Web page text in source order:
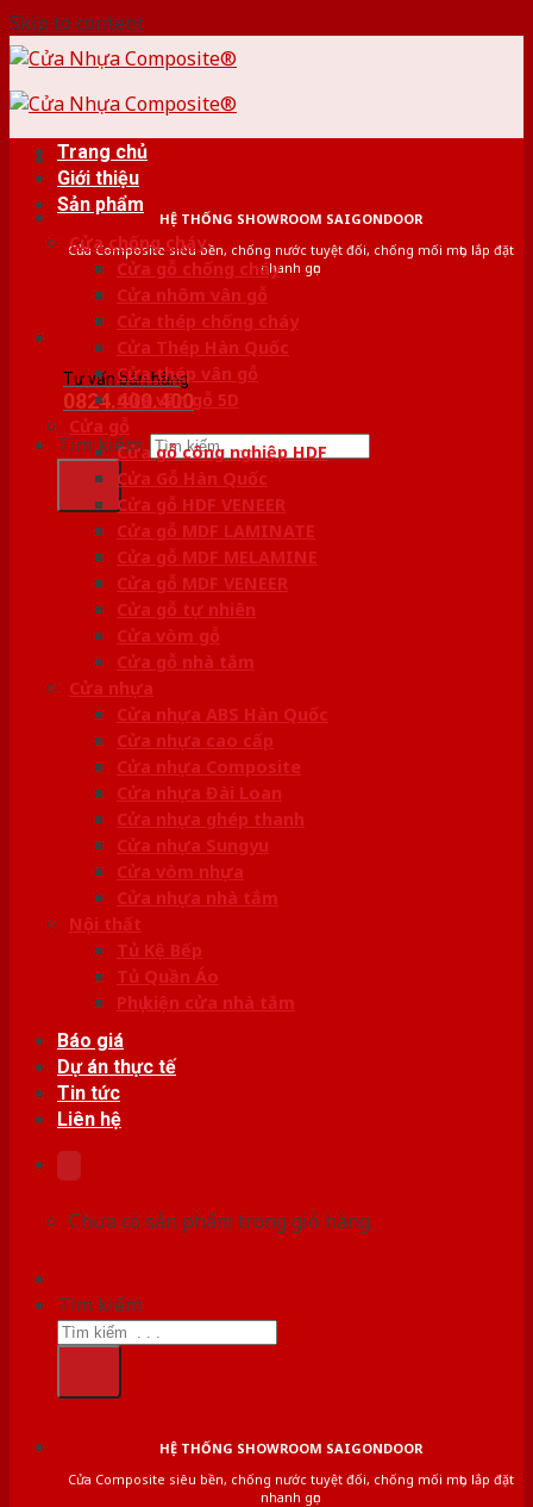
Skip to content
HỆ THỐNG SHOWROOM SAIGONDOOR
Cửa Composite siêu bền, chống nước tuyệt đối, chống mối mọt, lắp đặt
nhanh gọn
Tư vấn bán hàng
0824.400.400
Tìm kiếm:
Trang chủ
Giới thiệu
Sản phẩm
Cửa chống cháy
Cửa gỗ chống cháy
Cửa nhôm vân gỗ
Cửa thép chống cháy
Cửa Thép Hàn Quốc
Cửa thép vân gỗ
Cửa vân gỗ 5D
Cửa gỗ
Cửa gỗ công nghiệp HDF
Cửa Gỗ Hàn Quốc
Cửa gỗ HDF VENEER
Cửa gỗ MDF LAMINATE
Cửa gỗ MDF MELAMINE
Cửa gỗ MDF VENEER
Cửa gỗ tự nhiên
Cửa vòm gỗ
Cửa gỗ nhà tắm
Cửa nhựa
Cửa nhựa ABS Hàn Quốc
Cửa nhựa cao cấp
Cửa nhựa Composite
Cửa nhựa Đài Loan
Cửa nhựa ghép thanh
Cửa nhựa Sungyu
Cửa vòm nhựa
Cửa nhựa nhà tắm
Nội thất
Tủ Kệ Bếp
Tủ Quần Áo
Phụ kiện cửa nhà tắm
Báo giá
Dự án thực tế
Tin tức
Liên hệ
Chưa có sản phẩm trong giỏ hàng.
Tìm kiếm:
HỆ THỐNG SHOWROOM SAIGONDOOR
Cửa Composite siêu bền, chống nước tuyệt đối, chống mối mọt, lắp đặt
nhanh gọn